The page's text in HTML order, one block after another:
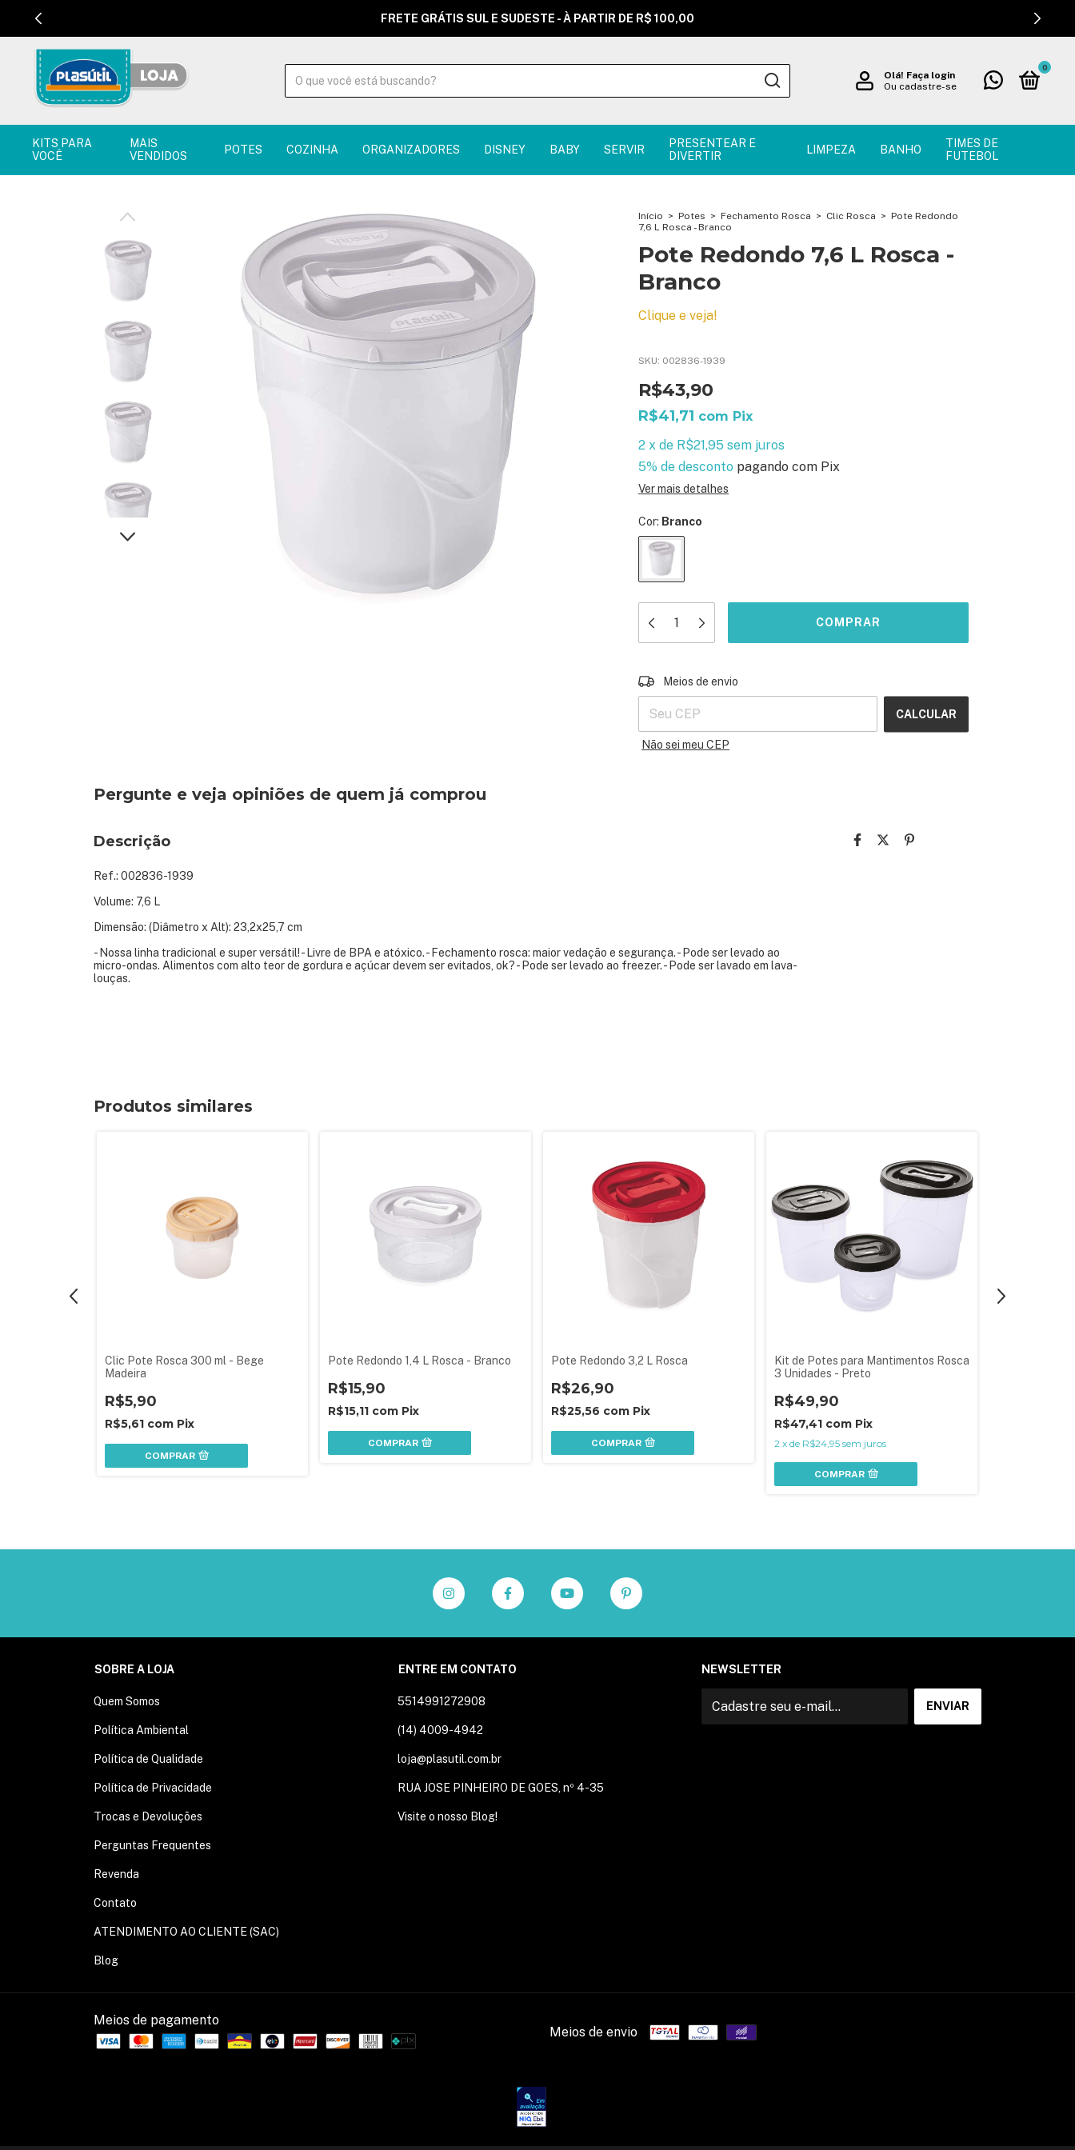
FRETE GRÁTIS SUL E SUDESTE - À PARTIR DE R$ 100,00
Olá! Faça login
Ou cadastre-se
0
KITS PARA
VOCÊ
MAIS
VENDIDOS
POTES COZINHA ORGANIZADORES DISNEY BABY SERVIR
PRESENTEAR E
DIVERTIR
LIMPEZA BANHO
TIMES DE
FUTEBOL
Início > Potes > Fechamento Rosca > Clic Rosca > Pote Redondo
7,6 L Rosca - Branco
Pote Redondo 7,6 L Rosca -
Branco
Clique e veja!
SKU: 002836-1939
R$43,90
R$41,71 com Pix
2 x de R$21,95 sem juros
5% de desconto pagando com Pix
Ver mais detalhes
Cor: Branco
Entregas para o CEP:
Meios de envio
CALCULAR
Não sei meu CEP
Pergunte e veja opiniões de quem já comprou
Descrição
Ref.: 002836-1939
Volume: 7,6 L
Dimensão: (Diâmetro x Alt): 23,2x25,7 cm
- Nossa linha tradicional e super versátil! - Livre de BPA e atóxico. - Fechamento rosca: maior vedação e segurança. - Pode ser levado ao
micro-ondas. Alimentos com alto teor de gordura e açúcar devem ser evitados, ok? - Pode ser levado ao freezer. - Pode ser lavado em lava-
louças.
Produtos similares
Clic Pote Rosca 300 ml - Bege
Madeira
R$5,90
R$5,61 com Pix
COMPRAR
Pote Redondo 1,4 L Rosca - Branco
R$15,90
R$15,11 com Pix
COMPRAR
Pote Redondo 3,2 L Rosca
R$26,90
R$25,56 com Pix
COMPRAR
Kit de Potes para Mantimentos Rosca
3 Unidades - Preto
R$49,90
R$47,41 com Pix
2 x de R$24,95 sem juros
COMPRAR
SOBRE A LOJA
Quem Somos
Política Ambiental
Política de Qualidade
Política de Privacidade
Trocas e Devoluções
Perguntas Frequentes
Revenda
Contato
ATENDIMENTO AO CLIENTE (SAC)
Blog
ENTRE EM CONTATO
5514991272908
(14) 4009-4942
loja@plasutil.com.br
RUA JOSE PINHEIRO DE GOES, nº 4-35
Visite o nosso Blog!
NEWSLETTER
Meios de pagamento
Meios de envio